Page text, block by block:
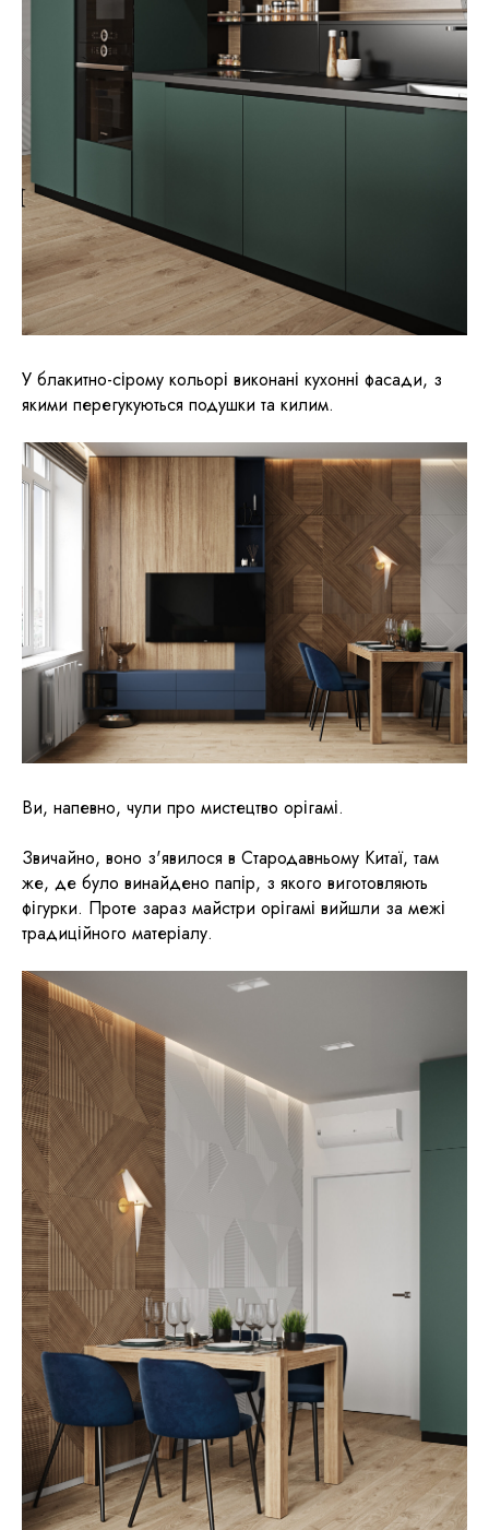
У блакитно-сірому кольорі виконані кухонні фасади, з
якими перегукуються подушки та килим.
Ви, напевно, чули про мистецтво орігамі.
Звичайно, воно з'явилося в Стародавньому Китаї, там
же, де було винайдено папір, з якого виготовляють
фігурки. Проте зараз майстри орігамі вийшли за межі
традиційного матеріалу.